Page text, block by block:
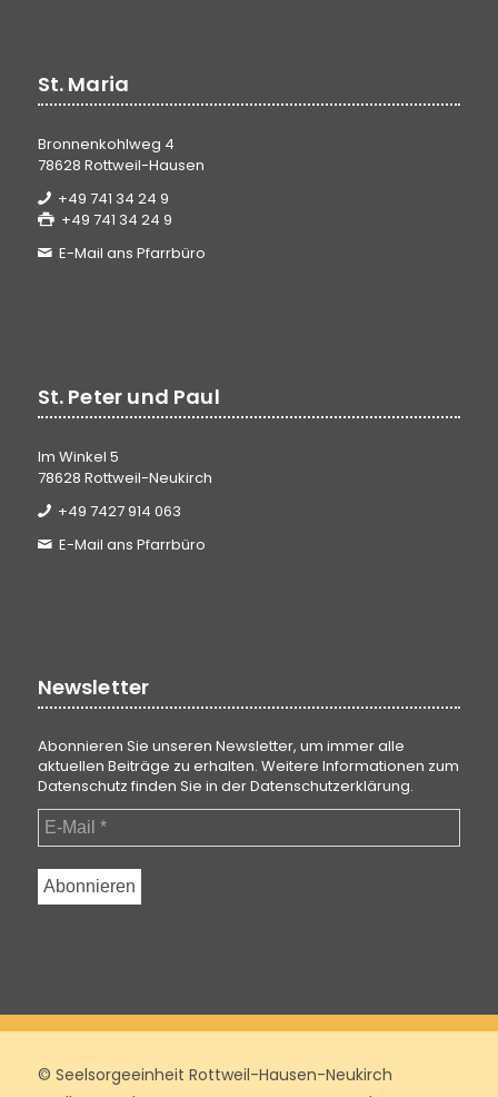
St. Maria
Bronnenkohlweg 4
78628 Rottweil-Hausen
+49 741 34 24 9
+49 741 34 24 9
E-Mail ans Pfarrbüro
St. Peter und Paul
Im Winkel 5
78628 Rottweil-Neukirch
+49 7427 914 063
E-Mail ans Pfarrbüro
Newsletter
Abonnieren Sie unseren Newsletter, um immer alle
aktuellen Beiträge zu erhalten. Weitere Informationen zum
Datenschutz finden Sie in derDatenschutzerklärung.
© Seelsorgeeinheit Rottweil-Hausen-Neukirch